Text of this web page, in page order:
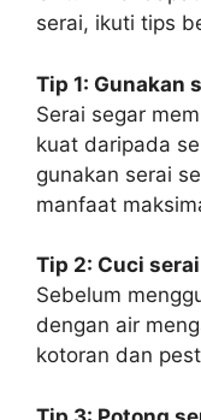
serai, ikuti tips
Tip 1: Gunakan
Serai segar
kuat daripada
gunakan serai
manfaat
Tip 2: Cuci
Sebelum
dengan air
kotoran dan